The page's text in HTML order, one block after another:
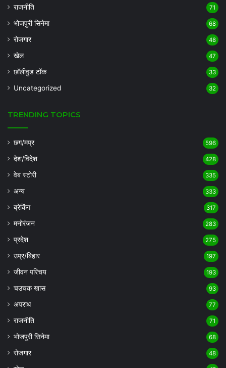
राजनीति 71
भोजपुरी सिनेमा 68
रोजगार 48
खेल 47
छॉलीवुड टॉक 33
Uncategorized 32
TRENDING TOPICS
छग/मप्र 596
देश/विदेश 428
वेब स्टोरी 335
अन्य 333
ब्रेकिंग 317
मनोरंजन 283
प्रदेश 275
उप्र/बिहार 197
जीवन परिचय 193
चउचक खास 93
अपराध 77
राजनीति 71
भोजपुरी सिनेमा 68
रोजगार 48